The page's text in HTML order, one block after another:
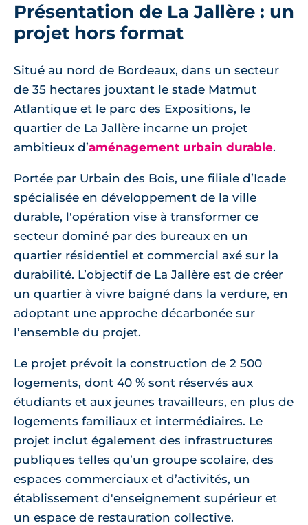
Présentation de La Jallère : un
projet hors format
Situé au nord de Bordeaux, dans un secteur
de 35 hectares jouxtant le stade Matmut
Atlantique et le parc des Expositions, le
quartier de La Jallère incarne un projet
ambitieux d’aménagement urbain durable.
Portée par Urbain des Bois, une filiale d’Icade
spécialisée en développement de la ville
durable, l'opération vise à transformer ce
secteur dominé par des bureaux en un
quartier résidentiel et commercial axé sur la
durabilité. L’objectif de La Jallère est de créer
un quartier à vivre baigné dans la verdure, en
adoptant une approche décarbonée sur
l’ensemble du projet.
Le projet prévoit la construction de 2 500
logements, dont 40 % sont réservés aux
étudiants et aux jeunes travailleurs, en plus de
logements familiaux et intermédiaires. Le
projet inclut également des infrastructures
publiques telles qu’un groupe scolaire, des
espaces commerciaux et d’activités, un
établissement d'enseignement supérieur et
un espace de restauration collective.